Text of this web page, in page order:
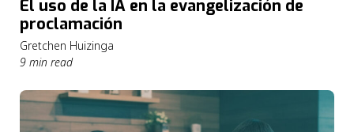
El uso de la IA en la evangelización de
proclamación
Gretchen Huizinga
9 min read